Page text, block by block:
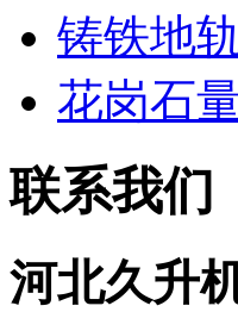
铸铁地
花岗石
联系我们
河北久升